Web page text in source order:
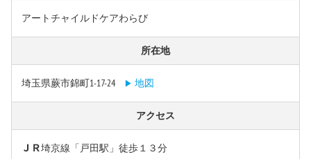
アートチャイルドケアわらび
所在地
埼玉県蕨市錦町1-17-24 地図
アクセス
ＪＲ埼京線「戸田駅」徒歩１３分